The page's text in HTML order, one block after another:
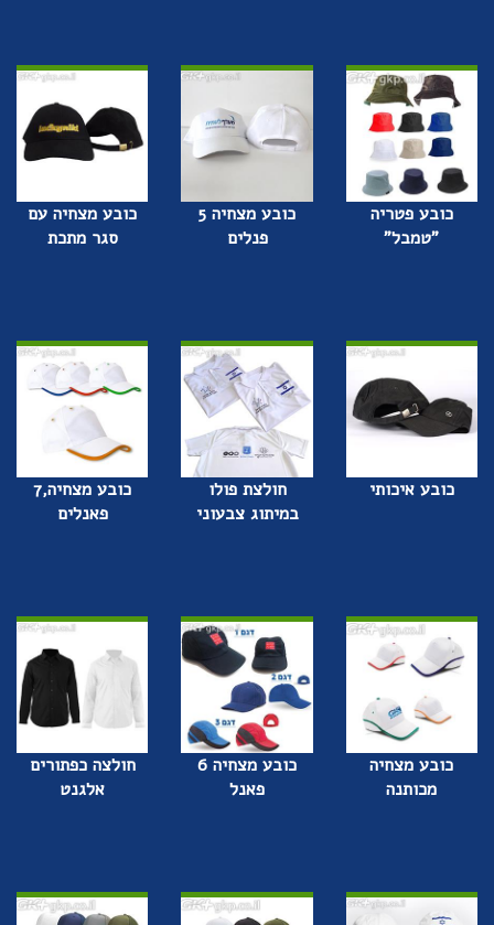
כובע פטריה
"טמבל"
כובע מצחיה 5
פנלים
כובע מצחיה עם
סגר מתכת
כובע איכותי
חולצת פולו
במיתוג צבעוני
כובע מצחיה,7
פאנלים
כובע מצחיה
מכותנה
כובע מצחיה 6
פאנל
חולצה כפתורים
אלגנט